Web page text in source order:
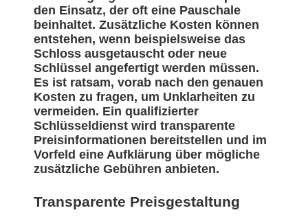
den Einsatz, der oft eine Pauschale
beinhaltet. Zusätzliche Kosten können
entstehen, wenn beispielsweise das
Schloss ausgetauscht oder neue
Schlüssel angefertigt werden müssen.
Es ist ratsam, vorab nach den genauen
Kosten zu fragen, um Unklarheiten zu
vermeiden. Ein qualifizierter
Schlüsseldienst wird transparente
Preisinformationen bereitstellen und im
Vorfeld eine Aufklärung über mögliche
zusätzliche Gebühren anbieten.
Transparente Preisgestaltung